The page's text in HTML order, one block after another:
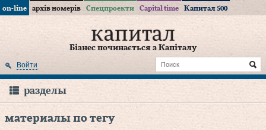
on-line архів номерів Спецпроекти Capital time Капитал 500
Бізнес починається з Капіталу
Войти
разделы
материалы по тегу